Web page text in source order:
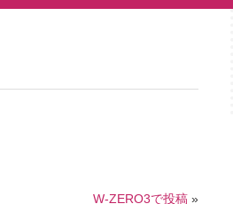
W-ZERO3で投稿 »